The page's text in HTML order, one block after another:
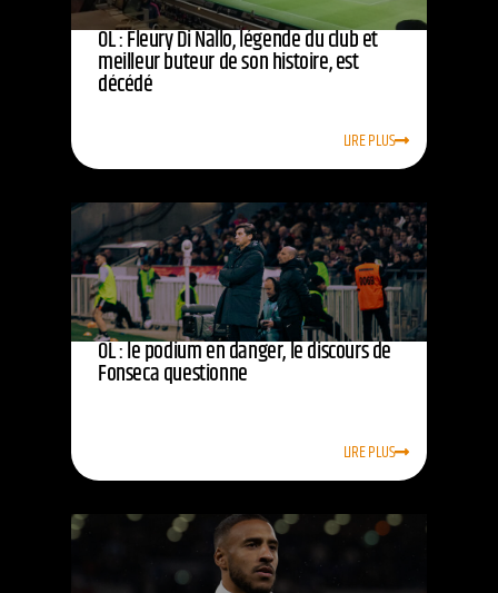
OL : Fleury Di Nallo, légende du club et
meilleur buteur de son histoire, est
décédé
LIRE PLUS
OL : le podium en danger, le discours de
Fonseca questionne
LIRE PLUS